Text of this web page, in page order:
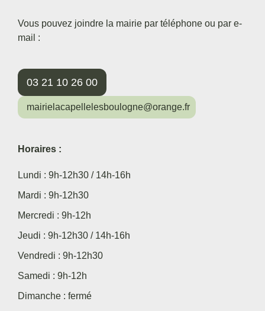
Vous pouvez joindre la mairie par téléphone ou par e-
mail :
03 21 10 26 00
mairielacapellelesboulogne@orange.fr
Horaires :
Lundi : 9h-12h30 / 14h-16h
Mardi : 9h-12h30
Mercredi : 9h-12h
Jeudi : 9h-12h30 / 14h-16h
Vendredi : 9h-12h30
Samedi : 9h-12h
Dimanche : fermé